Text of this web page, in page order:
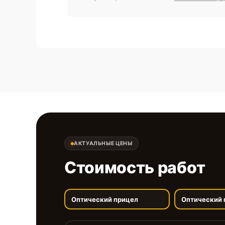
АКТУАЛЬНЫЕ ЦЕНЫ
Стоимость работ
Оптический прицел Оптический